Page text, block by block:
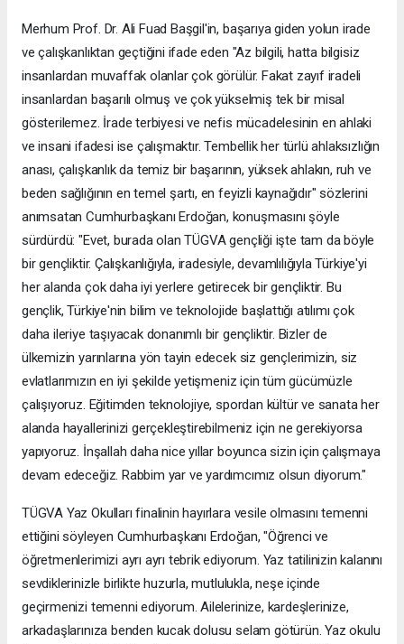
Merhum Prof. Dr. Ali Fuad Başgil'in, başarıya giden yolun irade
ve çalışkanlıktan geçtiğini ifade eden "Az bilgili, hatta bilgisiz
insanlardan muvaffak olanlar çok görülür. Fakat zayıf iradeli
insanlardan başarılı olmuş ve çok yükselmiş tek bir misal
gösterilemez. İrade terbiyesi ve nefis mücadelesinin en ahlaki
ve insani ifadesi ise çalışmaktır. Tembellik her türlü ahlaksızlığın
anası, çalışkanlık da temiz bir başarının, yüksek ahlakın, ruh ve
beden sağlığının en temel şartı, en feyizli kaynağıdır" sözlerini
anımsatan Cumhurbaşkanı Erdoğan, konuşmasını şöyle
sürdürdü: "Evet, burada olan TÜGVA gençliği işte tam da böyle
bir gençliktir. Çalışkanlığıyla, iradesiyle, devamlılığıyla Türkiye'yi
her alanda çok daha iyi yerlere getirecek bir gençliktir. Bu
gençlik, Türkiye'nin bilim ve teknolojide başlattığı atılımı çok
daha ileriye taşıyacak donanımlı bir gençliktir. Bizler de
ülkemizin yarınlarına yön tayin edecek siz gençlerimizin, siz
evlatlarımızın en iyi şekilde yetişmeniz için tüm gücümüzle
çalışıyoruz. Eğitimden teknolojiye, spordan kültür ve sanata her
alanda hayallerinizi gerçekleştirebilmeniz için ne gerekiyorsa
yapıyoruz. İnşallah daha nice yıllar boyunca sizin için çalışmaya
devam edeceğiz. Rabbim yar ve yardımcımız olsun diyorum."
TÜGVA Yaz Okulları finalinin hayırlara vesile olmasını temenni
ettiğini söyleyen Cumhurbaşkanı Erdoğan, "Öğrenci ve
öğretmenlerimizi ayrı ayrı tebrik ediyorum. Yaz tatilinizin kalanını
sevdiklerinizle birlikte huzurla, mutlulukla, neşe içinde
geçirmenizi temenni ediyorum. Ailelerinize, kardeşlerinize,
arkadaşlarınıza benden kucak dolusu selam götürün. Yaz okulu